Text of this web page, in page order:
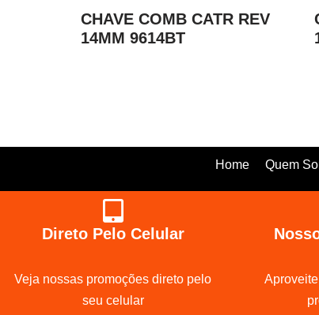
CHAVE COMB CATR REV
14MM 9614BT
Home Quem
Direto Pelo Celular
Veja nossas promoções direto pelo
seu celular